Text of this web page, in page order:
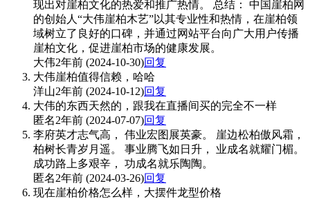
现出对崖柏文化的热爱和推广热情。 总结： 中国崖柏网
的创始人“大伟崖柏木艺”以其专业性和热情，在崖柏领
域树立了良好的口碑，并通过网站平台向广大用户传播
崖柏文化，促进崖柏市场的健康发展。
大伟2年前 (2024-10-30)回复
大伟崖柏值得信赖，哈哈
洋山2年前 (2024-10-12)回复
大伟的东西天然的，跟我在直播间买的完全不一样
匿名2年前 (2024-07-07)回复
李府英才志气高， 伟业宏图展英豪。 崖边松柏傲风霜，
柏树长青岁月遥。 事业腾飞如日升， 业成名就耀门楣。
成功路上多艰辛， 功成名就乐陶陶。
匿名2年前 (2024-03-26)回复
现在崖柏价格怎么样，大摆件龙型价格